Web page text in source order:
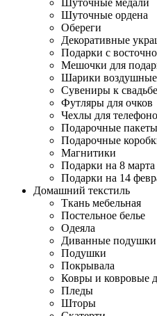
Шуточные медали
Шуточные ордена
Обереги
Декоративные
Подарки с
Мешочки для
Шарики воздушные
Сувениры к свадьбе
Футляры для очков
Чехлы для
Подарочные пакеты
Подарочные
Магнитики
Подарки на 8 марта
Подарки на 14
Домашний текстиль
Ткань мебельная
Постельное белье
Одеяла
Диванные подушки
Подушки
Покрывала
Ковры и ковровые
Пледы
Шторы